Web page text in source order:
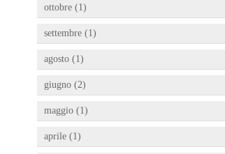
ottobre (1)
settembre (1)
agosto (1)
giugno (2)
maggio (1)
aprile (1)